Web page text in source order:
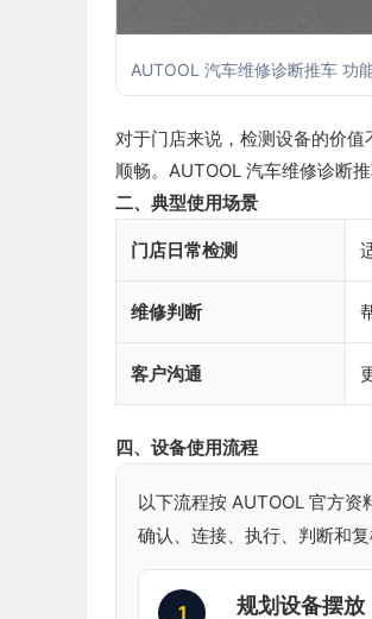
AUTOOL 汽车维修诊断推车 功
对于门店来说，检测设备的价
顺畅。AUTOOL 汽车维修诊断
二、典型使用场景
门店日常检测
维修判断
客户沟通
四、设备使用流程
以下流程按 AUTOOL 官方资
确认、连接、执行、判断和复
1 规划设备摆放